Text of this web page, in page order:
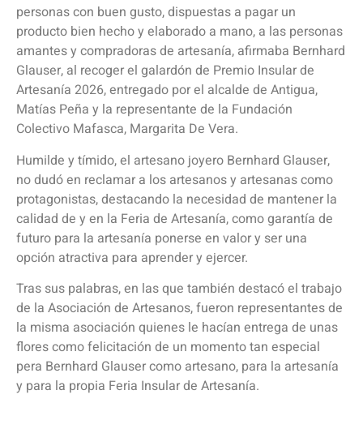
personas con buen gusto, dispuestas a pagar un
producto bien hecho y elaborado a mano, a las personas
amantes y compradoras de artesanía, afirmaba Bernhard
Glauser, al recoger el galardón de Premio Insular de
Artesanía 2026, entregado por el alcalde de Antigua,
Matías Peña y la representante de la Fundación
Colectivo Mafasca, Margarita De Vera.
Humilde y tímido, el artesano joyero Bernhard Glauser,
no dudó en reclamar a los artesanos y artesanas como
protagonistas, destacando la necesidad de mantener la
calidad de y en la Feria de Artesanía, como garantía de
futuro para la artesanía ponerse en valor y ser una
opción atractiva para aprender y ejercer.
Tras sus palabras, en las que también destacó el trabajo
de la Asociación de Artesanos, fueron representantes de
la misma asociación quienes le hacían entrega de unas
flores como felicitación de un momento tan especial
pera Bernhard Glauser como artesano, para la artesanía
y para la propia Feria Insular de Artesanía.